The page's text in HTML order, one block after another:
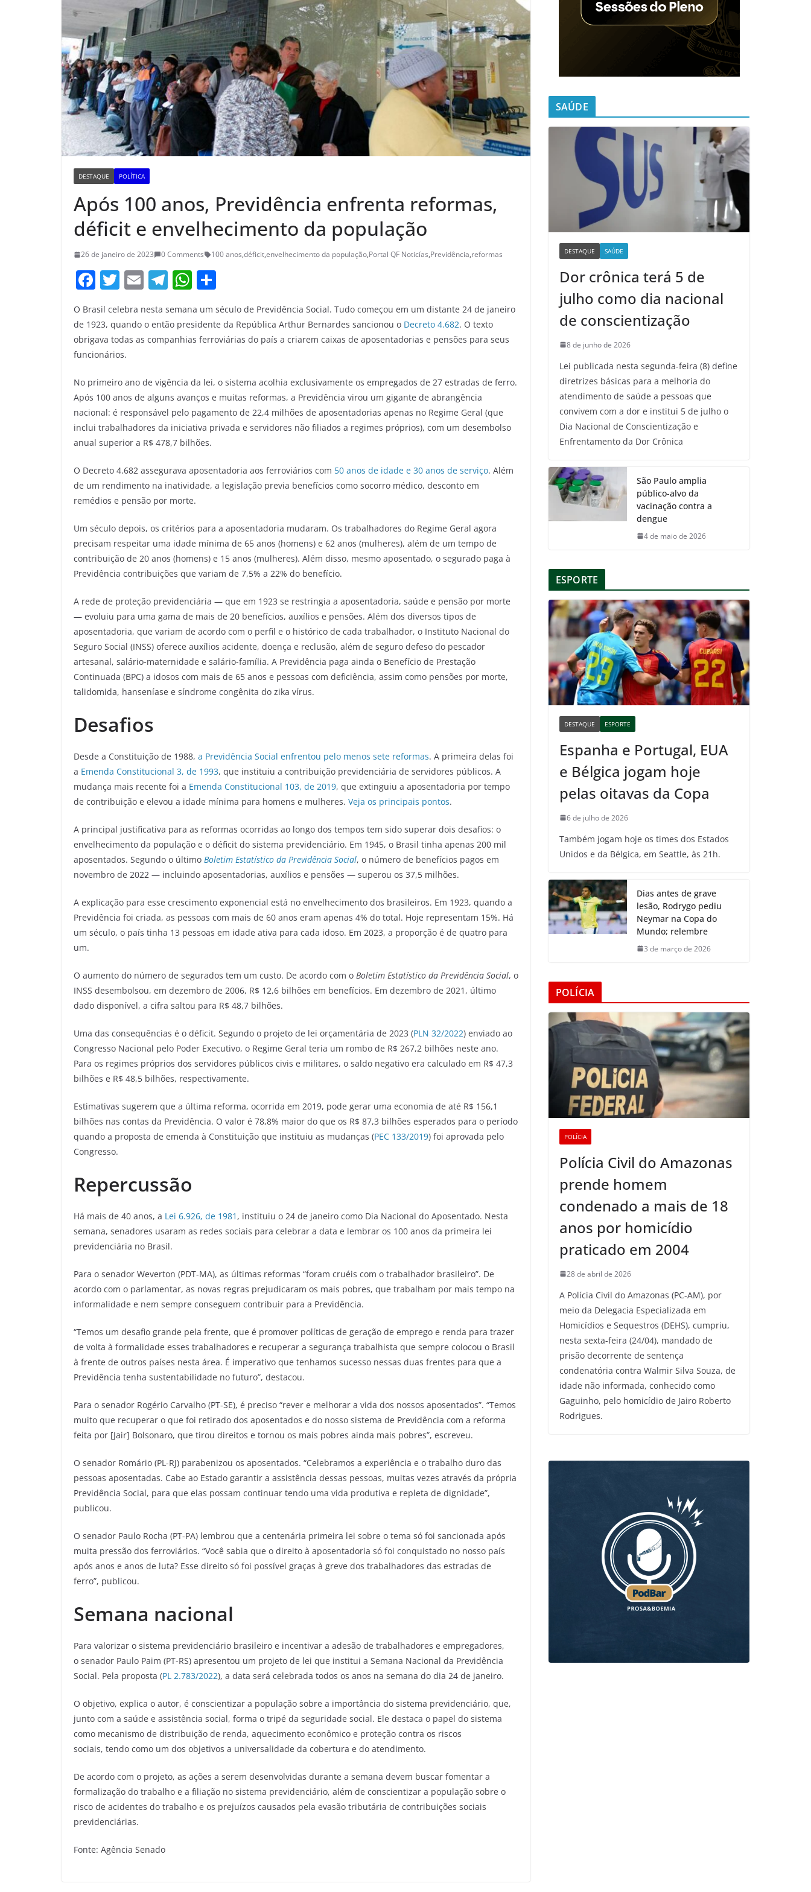
DESTAQUE POLÍTICA
Após 100 anos, Previdência enfrenta reformas,
déficit e envelhecimento da população
26 de janeiro de 2023 0 Comments 100 anos,déficit,envelhecimento da população,Portal QF Noticías,Previdência,reformas
F
a
c
e
b
o
o
k
T
w
itt
er
E
ai
l
T
e
gr
m
W
at
s
p
p
h
ar
e
O Brasil celebra nesta semana um século de Previdência Social. Tudo começou em um distante 24 de janeiro
de 1923, quando o então presidente da República Arthur Bernardes sancionou o Decreto 4.682. O texto
obrigava todas as companhias ferroviárias do país a criarem caixas de aposentadorias e pensões para seus
funcionários.
No primeiro ano de vigência da lei, o sistema acolhia exclusivamente os empregados de 27 estradas de ferro.
Após 100 anos de alguns avanços e muitas reformas, a Previdência virou um gigante de abrangência
nacional: é responsável pelo pagamento de 22,4 milhões de aposentadorias apenas no Regime Geral (que
inclui trabalhadores da iniciativa privada e servidores não filiados a regimes próprios), com um desembolso
anual superior a R$ 478,7 bilhões.
O Decreto 4.682 assegurava aposentadoria aos ferroviários com 50 anos de idade e 30 anos de serviço. Além
de um rendimento na inatividade, a legislação previa benefícios como socorro médico, desconto em
remédios e pensão por morte.
Um século depois, os critérios para a aposentadoria mudaram. Os trabalhadores do Regime Geral agora
precisam respeitar uma idade mínima de 65 anos (homens) e 62 anos (mulheres), além de um tempo de
contribuição de 20 anos (homens) e 15 anos (mulheres). Além disso, mesmo aposentado, o segurado paga à
Previdência contribuições que variam de 7,5% a 22% do benefício.
A rede de proteção previdenciária ― que em 1923 se restringia a aposentadoria, saúde e pensão por morte
― evoluiu para uma gama de mais de 20 benefícios, auxílios e pensões. Além dos diversos tipos de
aposentadoria, que variam de acordo com o perfil e o histórico de cada trabalhador, o Instituto Nacional do
Seguro Social (INSS) oferece auxílios acidente, doença e reclusão, além de seguro defeso do pescador
artesanal, salário-maternidade e salário-família. A Previdência paga ainda o Benefício de Prestação
Continuada (BPC) a idosos com mais de 65 anos e pessoas com deficiência, assim como pensões por morte,
talidomida, hanseníase e síndrome congênita do zika vírus.
Desafios
Desde a Constituição de 1988, a Previdência Social enfrentou pelo menos sete reformas. A primeira delas foi
a Emenda Constitucional 3, de 1993, que instituiu a contribuição previdenciária de servidores públicos. A
mudança mais recente foi a Emenda Constitucional 103, de 2019, que extinguiu a aposentadoria por tempo
de contribuição e elevou a idade mínima para homens e mulheres. Veja os principais pontos.
A principal justificativa para as reformas ocorridas ao longo dos tempos tem sido superar dois desafios: o
envelhecimento da população e o déficit do sistema previdenciário. Em 1945, o Brasil tinha apenas 200 mil
aposentados. Segundo o último Boletim Estatístico da Previdência Social, o número de benefícios pagos em
novembro de 2022 — incluindo aposentadorias, auxílios e pensões — superou os 37,5 milhões.
A explicação para esse crescimento exponencial está no envelhecimento dos brasileiros. Em 1923, quando a
Previdência foi criada, as pessoas com mais de 60 anos eram apenas 4% do total. Hoje representam 15%. Há
um século, o país tinha 13 pessoas em idade ativa para cada idoso. Em 2023, a proporção é de quatro para
um.
O aumento do número de segurados tem um custo. De acordo com o Boletim Estatístico da Previdência Social, o
INSS desembolsou, em dezembro de 2006, R$ 12,6 bilhões em benefícios. Em dezembro de 2021, último
dado disponível, a cifra saltou para R$ 48,7 bilhões.
Uma das consequências é o déficit. Segundo o projeto de lei orçamentária de 2023 (PLN 32/2022) enviado ao
Congresso Nacional pelo Poder Executivo, o Regime Geral teria um rombo de R$ 267,2 bilhões neste ano.
Para os regimes próprios dos servidores públicos civis e militares, o saldo negativo era calculado em R$ 47,3
bilhões e R$ 48,5 bilhões, respectivamente.
Estimativas sugerem que a última reforma, ocorrida em 2019, pode gerar uma economia de até R$ 156,1
bilhões nas contas da Previdência. O valor é 78,8% maior do que os R$ 87,3 bilhões esperados para o período
quando a proposta de emenda à Constituição que instituiu as mudanças (PEC 133/2019) foi aprovada pelo
Congresso.
Repercussão
Há mais de 40 anos, a Lei 6.926, de 1981 , instituiu o 24 de janeiro como Dia Nacional do Aposentado. Nesta
semana, senadores usaram as redes sociais para celebrar a data e lembrar os 100 anos da primeira lei
previdenciária no Brasil.
Para o senador Weverton (PDT-MA), as últimas reformas “foram cruéis com o trabalhador brasileiro”. De
acordo com o parlamentar, as novas regras prejudicaram os mais pobres, que trabalham por mais tempo na
informalidade e nem sempre conseguem contribuir para a Previdência.
“Temos um desafio grande pela frente, que é promover políticas de geração de emprego e renda para trazer
de volta à formalidade esses trabalhadores e recuperar a segurança trabalhista que sempre colocou o Brasil
à frente de outros países nesta área. É imperativo que tenhamos sucesso nessas duas frentes para que a
Previdência tenha sustentabilidade no futuro”, destacou.
Para o senador Rogério Carvalho (PT-SE), é preciso “rever e melhorar a vida dos nossos aposentados”. “Temos
muito que recuperar o que foi retirado dos aposentados e do nosso sistema de Previdência com a reforma
feita por [Jair] Bolsonaro, que tirou direitos e tornou os mais pobres ainda mais pobres”, escreveu.
O senador Romário (PL-RJ) parabenizou os aposentados. “Celebramos a experiência e o trabalho duro das
pessoas aposentadas. Cabe ao Estado garantir a assistência dessas pessoas, muitas vezes através da própria
Previdência Social, para que elas possam continuar tendo uma vida produtiva e repleta de dignidade”,
publicou.
O senador Paulo Rocha (PT-PA) lembrou que a centenária primeira lei sobre o tema só foi sancionada após
muita pressão dos ferroviários. “Você sabia que o direito à aposentadoria só foi conquistado no nosso país
após anos e anos de luta? Esse direito só foi possível graças à greve dos trabalhadores das estradas de
ferro”, publicou.
Semana nacional
Para valorizar o sistema previdenciário brasileiro e incentivar a adesão de trabalhadores e empregadores,
o senador Paulo Paim (PT-RS) apresentou um projeto de lei que institui a Semana Nacional da Previdência
Social. Pela proposta (PL 2.783/2022), a data será celebrada todos os anos na semana do dia 24 de janeiro.
O objetivo, explica o autor, é conscientizar a população sobre a importância do sistema previdenciário, que,
junto com a saúde e assistência social, forma o tripé da seguridade social. Ele destaca o papel do sistema
como mecanismo de distribuição de renda, aquecimento econômico e proteção contra os riscos
sociais, tendo como um dos objetivos a universalidade da cobertura e do atendimento.
De acordo com o projeto, as ações a serem desenvolvidas durante a semana devem buscar fomentar a
formalização do trabalho e a filiação no sistema previdenciário, além de conscientizar a população sobre o
risco de acidentes do trabalho e os prejuízos causados pela evasão tributária de contribuições sociais
previdenciárias.
Fonte: Agência Senado
SAÚDE
DESTAQUE SAÚDE
Dor crônica terá 5 de
julho como dia nacional
de conscientização
8 de junho de 2026
Lei publicada nesta segunda-feira (8) define
diretrizes básicas para a melhoria do
atendimento de saúde a pessoas que
convivem com a dor e institui 5 de julho o
Dia Nacional de Conscientização e
Enfrentamento da Dor Crônica
São Paulo amplia
público-alvo da
vacinação contra a
dengue
4 de maio de 2026
ESPORTE
DESTAQUE ESPORTE
Espanha e Portugal, EUA
e Bélgica jogam hoje
pelas oitavas da Copa
6 de julho de 2026
Também jogam hoje os times dos Estados
Unidos e da Bélgica, em Seattle, às 21h.
Dias antes de grave
lesão, Rodrygo pediu
Neymar na Copa do
Mundo; relembre
3 de março de 2026
POLÍCIA
POLÍCIA
Polícia Civil do Amazonas
prende homem
condenado a mais de 18
anos por homicídio
praticado em 2004
28 de abril de 2026
A Polícia Civil do Amazonas (PC-AM), por
meio da Delegacia Especializada em
Homicídios e Sequestros (DEHS), cumpriu,
nesta sexta-feira (24/04), mandado de
prisão decorrente de sentença
condenatória contra Walmir Silva Souza, de
idade não informada, conhecido como
Gaguinho, pelo homicídio de Jairo Roberto
Rodrigues.